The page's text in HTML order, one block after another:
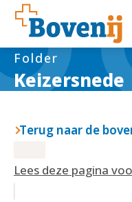
Keizersnede
Folder
Terug naar de
Lees deze pagina